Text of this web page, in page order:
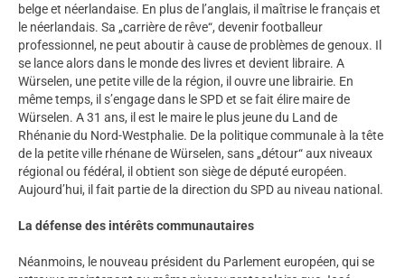
belge et néerlandaise. En plus de l’anglais, il maîtrise le français et
le néerlandais. Sa „carrière de rêve“, devenir footballeur
professionnel, ne peut aboutir à cause de problèmes de genoux. Il
se lance alors dans le monde des livres et devient libraire. A
Würselen, une petite ville de la région, il ouvre une librairie. En
même temps, il s’engage dans le SPD et se fait élire maire de
Würselen. A 31 ans, il est le maire le plus jeune du Land de
Rhénanie du Nord-Westphalie. De la politique communale à la tête
de la petite ville rhénane de Würselen, sans „détour“ aux niveaux
régional ou fédéral, il obtient son siège de député européen.
Aujourd’hui, il fait partie de la direction du SPD au niveau national.
La défense des intérêts communautaires
Néanmoins, le nouveau président du Parlement européen, qui se